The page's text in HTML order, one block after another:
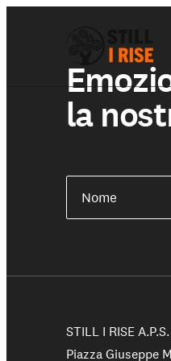
Le nostre
la
Nome
STILL I RISE A.P.S.
Piazza Giuseppe